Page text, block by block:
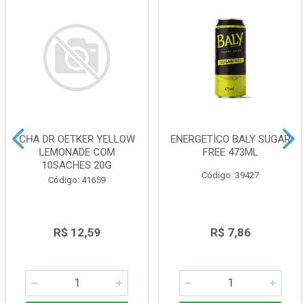
CHA DR OETKER YELLOW
LEMONADE COM
10SACHES 20G
Código: 41659
R$ 12,59
ENERGETICO BALY SUGAR
FREE 473ML
Código: 39427
R$ 7,86